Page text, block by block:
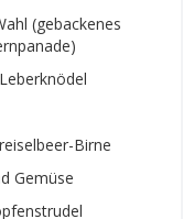
(gebackenes
Birne
Gemüse